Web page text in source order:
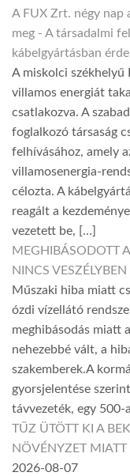
A FUX Zrt. négy
meg - A társadalmi
kábelgyártásban
A miskolci
villamos energiát
csatlakozva. A
foglalkozó társaság
felhívásához, amely
villamosenergia-
célozta. A
reagált a
vezetett be, […]
MEGHIBÁSODOTT
NINCS
Műszaki hiba miatt
ózdi vízellátó
meghibásodás miatt
nehezebbé vált, a
szakemberek.A
gyorsjelentése
távvezeték, egy 500-
TŰZ ÜTÖTT KI A
NÖVÉNYZET
2026-08-07